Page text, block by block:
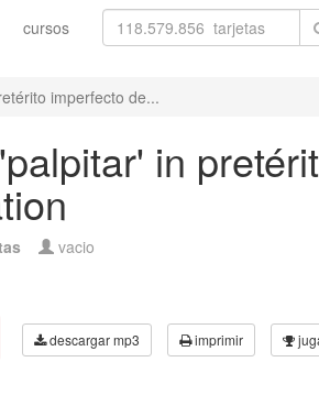
cursos
imperfecto de...
in
vacio
descargar mp3 imprimir